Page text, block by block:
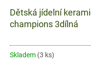
Dětská jídelní
champions 3dílná
Skladem (3 ks)